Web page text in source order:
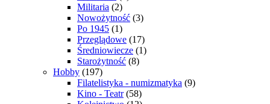
Militaria (2)
Nowożytność (3)
Po 1945 (1)
Przeglądowe (17)
Średniowiecze (1)
Starożytność (8)
Hobby (197)
Filatelistyka - numizmatyka (9)
Kino - Teatr (58)